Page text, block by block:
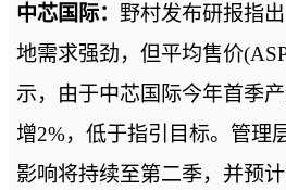
中芯国际： 野村发布研报指
地需求强劲，但平均售价
示，由于中芯国际今年首季
增2%，低于指引目标。管理
影响将持续至第二季，并预